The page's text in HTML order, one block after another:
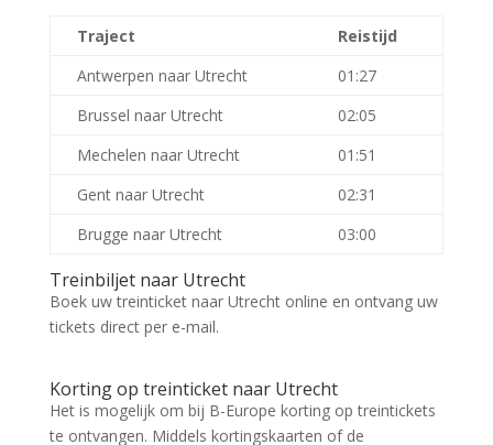
Traject
Reistijd
Antwerpen naar Utrecht
01:27
Brussel naar Utrecht
02:05
Mechelen naar Utrecht
01:51
Gent naar Utrecht
02:31
Brugge naar Utrecht
03:00
Treinbiljet naar Utrecht
Boek uw treinticket naar Utrecht online en ontvang uw
tickets direct per e-mail.
Korting op treinticket naar Utrecht
Het is mogelijk om bij B-Europe korting op treintickets
te ontvangen. Middels kortingskaarten of de